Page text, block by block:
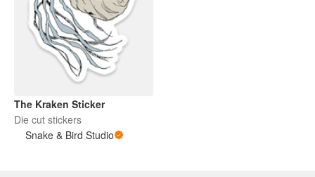
The Kraken Sticker
Die cut stickers
Snake & Bird Studio